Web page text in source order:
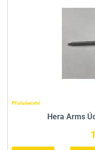
Příslušenství
Hera Arms